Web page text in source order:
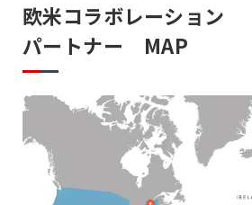
欧米コラボレーション
パートナー MAP